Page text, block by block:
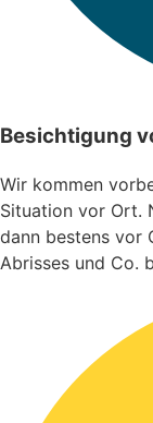
Besichtigung
Wir kommen
Situation vor Ort.
dann bestens vor
Abrisses und Co.